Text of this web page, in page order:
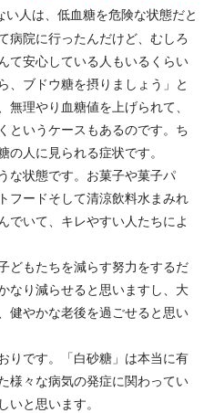
い人は、低血糖を危険な状態だと
病院に行ったんだけど、むしろ
て安心している人もいるくらい
、ブドウ糖を摂りましょう」と
無理やり血糖値を上げられて、
というケースもあるのです。ち
の人に見られる症状です。
な状態です。お菓子や菓子パ
フードそして清涼飲料水まみれ
でいて、キレやすい人たちによ
どもたちを減らす努力をするだ
なり減らせると思いますし、大
健やかな老後を過ごせると思い
りです。「白砂糖」は本当に有
様々な病気の発症に関わってい
いと思います。